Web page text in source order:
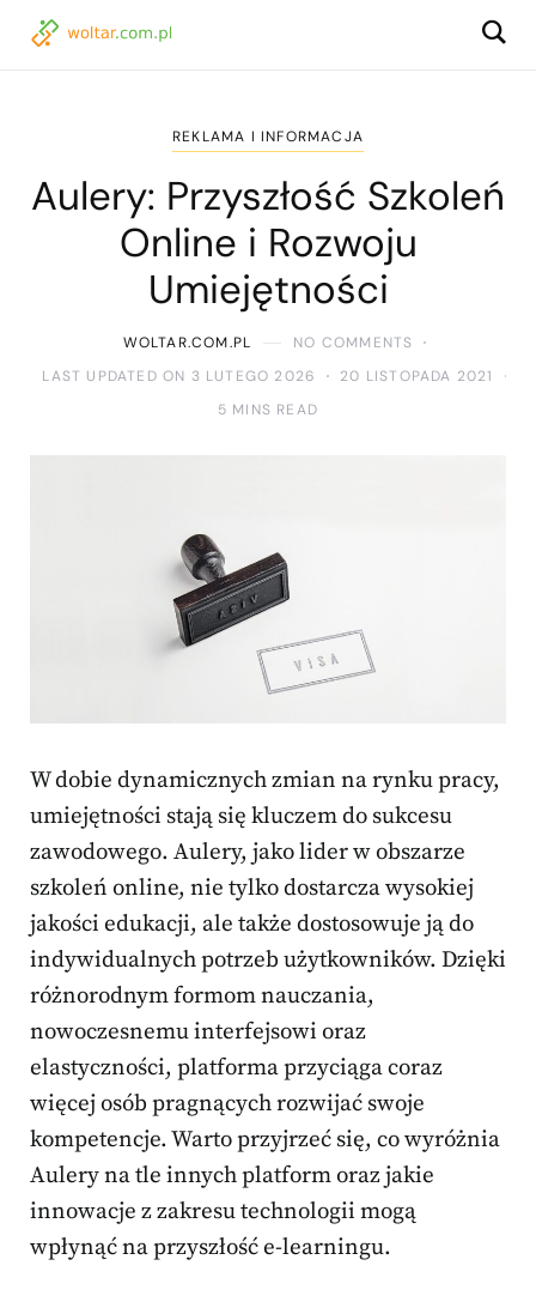
REKLAMA I INFORMACJA
Aulery: Przyszłość Szkoleń
Online i Rozwoju
Umiejętności
WOLTAR.COM.PL
NO COMMENTS
LAST UPDATED ON 3 LUTEGO 2026
20 LISTOPADA 2021
5 MINS READ
W dobie dynamicznych zmian na rynku pracy,
umiejętności stają się kluczem do sukcesu
zawodowego. Aulery, jako lider w obszarze
szkoleń online, nie tylko dostarcza wysokiej
jakości edukacji, ale także dostosowuje ją do
indywidualnych potrzeb użytkowników. Dzięki
różnorodnym formom nauczania,
nowoczesnemu interfejsowi oraz
elastyczności, platforma przyciąga coraz
więcej osób pragnących rozwijać swoje
kompetencje. Warto przyjrzeć się, co wyróżnia
Aulery na tle innych platform oraz jakie
innowacje z zakresu technologii mogą
wpłynąć na przyszłość e-learningu.